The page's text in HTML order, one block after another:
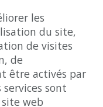
les
du site,
de visites
de
être activés par
sont
web